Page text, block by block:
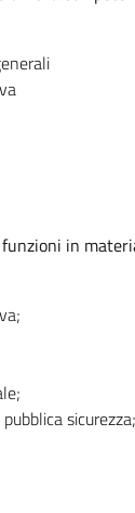
in
sicurezza;